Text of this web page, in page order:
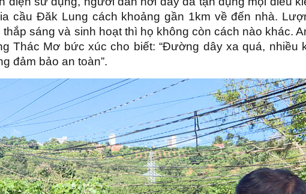
cầu Đăk Lung cách khoảng gần 1km về đến nhà.
sáng và sinh hoạt thì họ không còn cách nào khác.
Thác Mơ bức xúc cho biết: “Đường dây xa quá, nhiều
đảm bảo an toàn”.